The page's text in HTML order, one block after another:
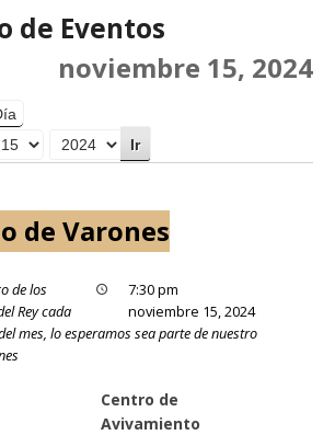
de Eventos
noviembre 15, 2024
de Varones
7:30 pm
noviembre 15, 2024
de los
Rey cada
mes, lo esperamos sea parte de nuestro
Centro de
Avivamiento